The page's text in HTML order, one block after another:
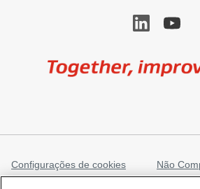
Configurações de cookies
Não
Pessoais